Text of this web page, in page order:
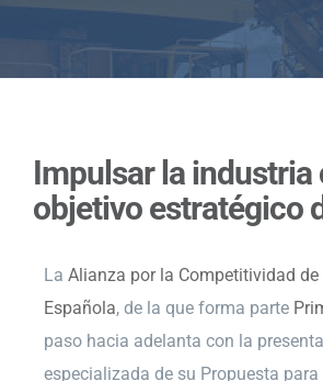
Impulsar la industria
objetivo estratégico
La Alianza por la Competitividad
Española, de la que forma parte
paso hacia adelanta con la
especializada de su Propuesta